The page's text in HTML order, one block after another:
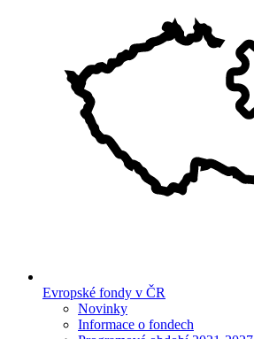
Evropské fondy v ČR
Novinky
Informace o fondech